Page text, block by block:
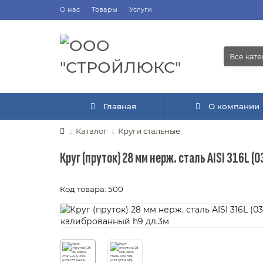
О нас Товары Услуги
Все
Главная О компании
Каталог Круги стальные
Круг (пруток) 28 мм нерж. сталь AISI
Код товара: 500